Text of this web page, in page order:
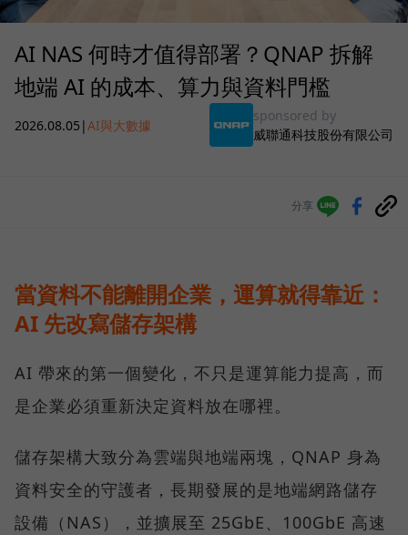
AI NAS 何時才值得部署？QNAP 拆解
地端 AI 的成本、算力與資料門檻
2026.08.05 |AI與大數據
sponsored by
威聯通科技股份有限公司
分享
當資料不能離開企業，運算就得靠近：
AI 先改寫儲存架構
AI 帶來的第一個變化，不只是運算能力提高，而
是企業必須重新決定資料放在哪裡。
儲存架構大致分為雲端與地端兩塊，QNAP 身為
資料安全的守護者，長期發展的是地端網路儲存
設備（NAS），並擴展至 25GbE、100GbE 高速